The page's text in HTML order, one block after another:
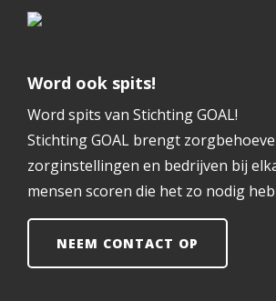
Word ook spits!
Word spits van Stichting GOAL!
Stichting GOAL brengt
zorginstellingen en bedrijven bij
mensen scoren die het zo nodig
NEEM CONTACT OP